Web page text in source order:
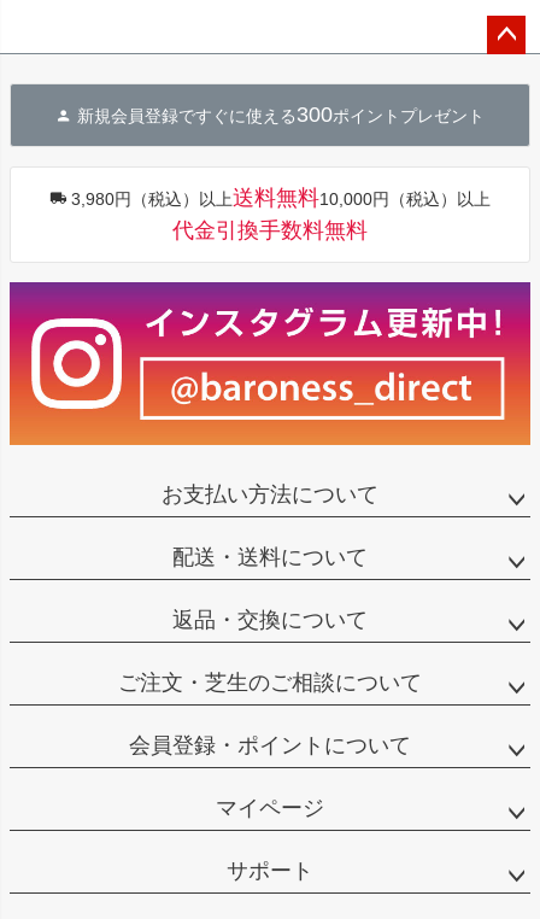
へ
新規会員登録ですぐに使える300ポイントプレゼント
3,980円（税込）以上送料無料10,000円（税込）以上
代金引換手数料無料
お支払い方法について
配送・送料について
返品・交換について
ご注文・芝生のご相談について
会員登録・ポイントについて
マイページ
サポート